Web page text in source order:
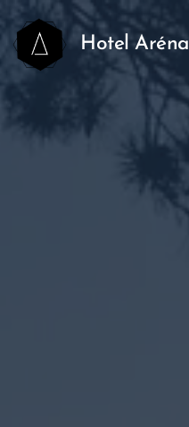
Hotel Aréna